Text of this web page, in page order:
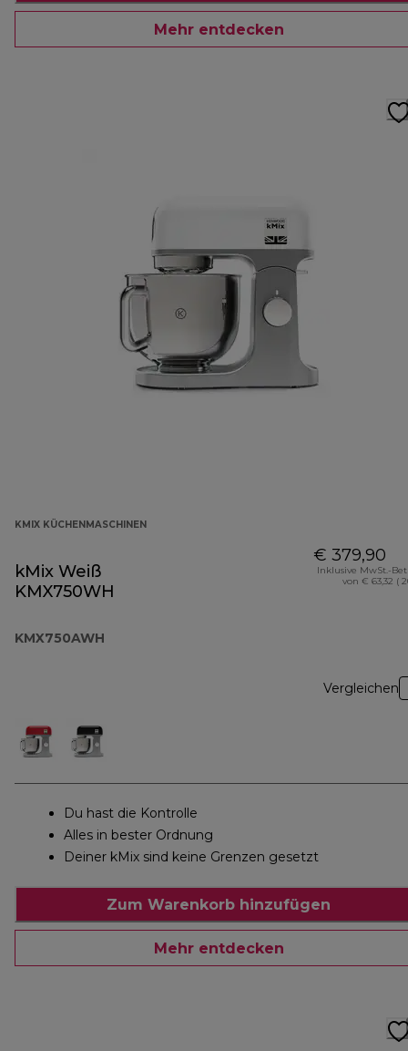
Mehr entdecken
KMIX KÜCHENMASCHINEN
kMix Weiß
KMX750WH
KMX750AWH
€ 379,90
Inklusive MwSt.-
von € 63,32 (
Vergleichen
Du hast die Kontrolle
Alles in bester Ordnung
Deiner kMix sind keine Grenzen gesetzt
Zum Warenkorb hinzufügen
Mehr entdecken